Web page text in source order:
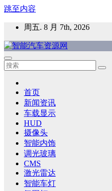
跳至内容
周五. 8 月 7th, 2026
智能汽车资源网
智能表面，智能内饰，新能源
首页
新闻资讯
车载显示
HUD
摄像头
智能内饰
调光玻璃
CMS
激光雷达
智能车灯